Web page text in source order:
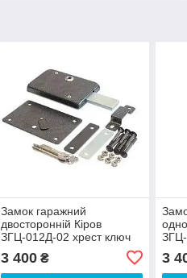
Замок гаражний
двосторонній Кіров
ЗГЦ-012Д-02 хрест ключ
3 400₴ 3